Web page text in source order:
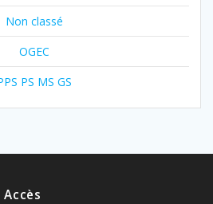
Non classé
OGEC
PS MS GS
Accès